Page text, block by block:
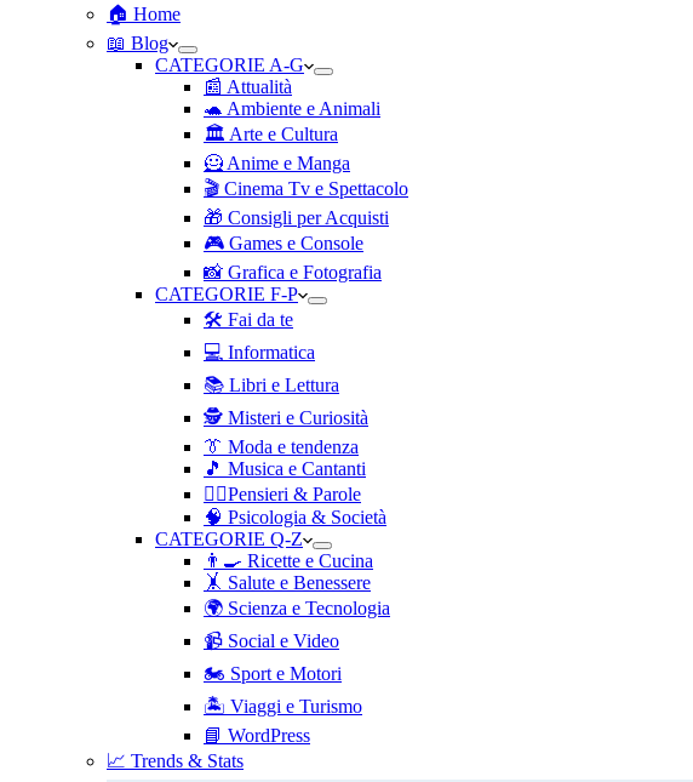
🏠 Home
📖 Blog
CATEGORIE A-G
📰 Attualità
🐢 Ambiente e Animali
🏛️ Arte e Cultura
🦸 Anime e Manga
🎬 Cinema Tv e Spettacolo
🎁 Consigli per Acquisti
🎮 Games e Console
📸 Grafica e Fotografia
CATEGORIE F-P
🛠️ Fai da te
💻 Informatica
📚 Libri e Lettura
🕵️ Misteri e Curiosità
👔 Moda e tendenza
🎵 Musica e Cantanti
✍🏻Pensieri & Parole
🧠 Psicologia & Società
CATEGORIE Q-Z
👨‍🍳 Ricette e Cucina
🤸 Salute e Benessere
🌍 Scienza e Tecnologia
📹 Social e Video
🏍️ Sport e Motori
🏝️ Viaggi e Turismo
📘 WordPress
📈 Trends & Stats